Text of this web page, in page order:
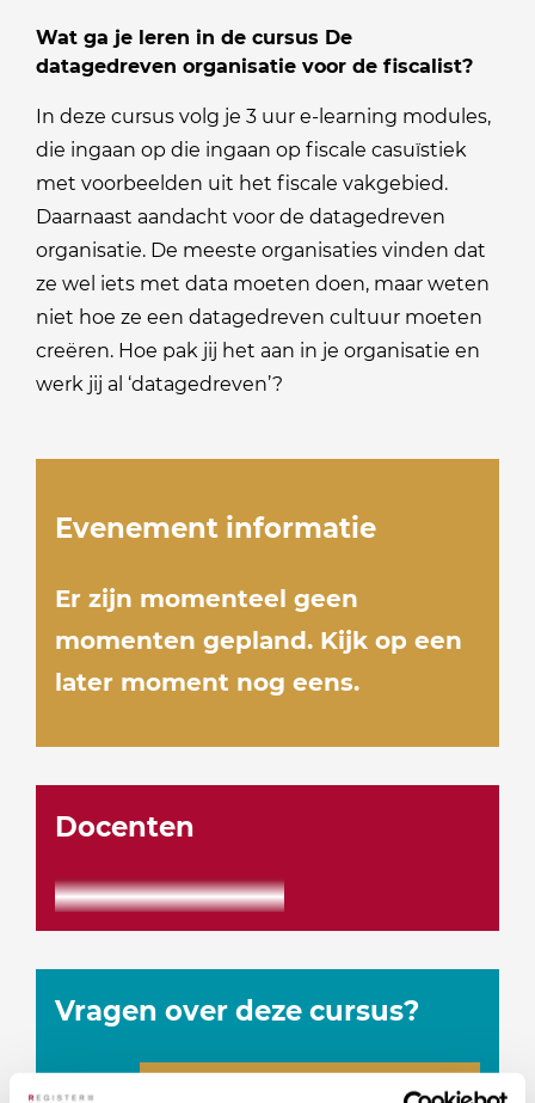
Wat ga je leren in de cursus De
datagedreven organisatie voor de fiscalist?
In deze cursus volg je 3 uur e-learning modules,
die ingaan op die ingaan op fiscale casuïstiek
met voorbeelden uit het fiscale vakgebied.
Daarnaast aandacht voor de datagedreven
organisatie. De meeste organisaties vinden dat
ze wel iets met data moeten doen, maar weten
niet hoe ze een datagedreven cultuur moeten
creëren. Hoe pak jij het aan in je organisatie en
werk jij al ‘datagedreven’?
Evenement informatie
Er zijn momenteel geen
momenten gepland. Kijk op een
later moment nog eens.
Docenten
Vragen over deze cursus?
Naar vragenformulier